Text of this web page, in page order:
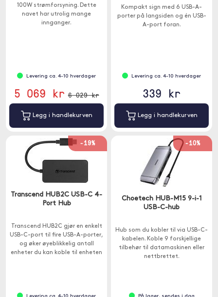
100W strømforsyning. Dette
navet har utrolig mange
innganger.
Levering ca. 4-10 hverdager
5 069 kr 6 029 kr
Legg i handlekurven
Kompakt sign med 6 USB-A-
porter på langsiden og én USB-
A-port foran.
Levering ca. 4-10 hverdager
339 kr
Legg i handlekurven
-19%
Transcend HUB2C USB-C 4-
Port Hub
Transcend HUB2C gjør en enkelt
USB-C-port til fire USB-A-porter,
og øker øyeblikkelig antall
enheter du kan koble til enheten
-10%
Choetech HUB-M15 9-i-1
USB-C-hub
Hub som du kobler til via USB-C-
kabelen. Koble 9 forskjellige
tilbehør til datamaskinen eller
nettbrettet.